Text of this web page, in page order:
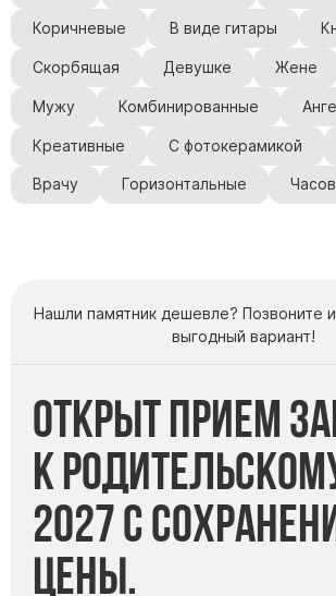
Коричневые В виде гитары
Скорбящая Девушке Жене
Мужу Комбинированные
Креативные С фотокерамикой
Врачу Горизонтальные
Нашли памятник дешевле? Позвоните
выгодный вариант!
Открыт прием
к
2027 с
цены.